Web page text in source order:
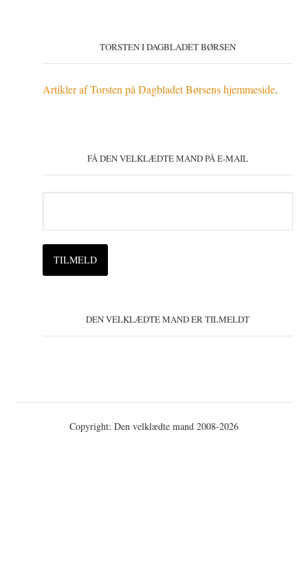
TORSTEN I DAGBLADET BØRSEN
Artikler af Torsten på Dagbladet Børsens hjemmeside.
FÅ DEN VELKLÆDTE MAND PÅ E-MAIL
DEN VELKLÆDTE MAND ER TILMELDT
Copyright: Den velklædte mand 2008-2026